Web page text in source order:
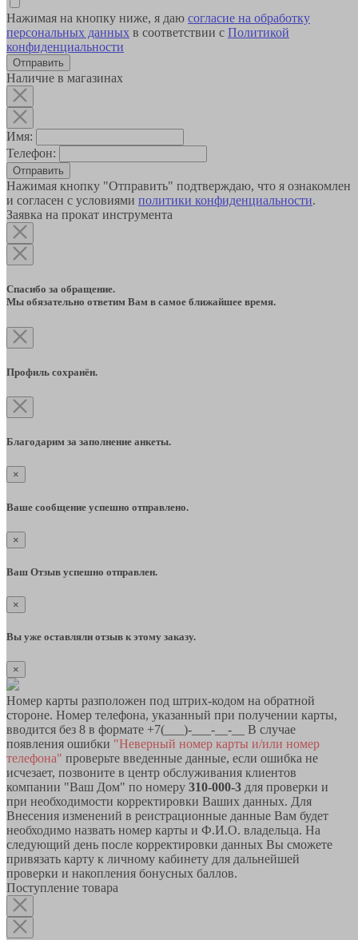
Нажимая на кнопку ниже, я даю согласие на обработку
персональных данных в соответствии с Политикой
конфиденциальности
Наличие в магазинах
Имя:
Телефон:
Отправить
Нажимая кнопку "Отправить" подтверждаю, что я ознакомлен
и согласен с условиями политики конфиденциальности.
Заявка на прокат инструмента
Спасибо за обращение.
Мы обязательно ответим Вам в самое ближайшее время.
Профиль сохранён.
Благодарим за заполнение анкеты.
×
Ваше сообщение успешно отправлено.
×
Ваш Отзыв успешно отправлен.
×
Вы уже оставляли отзыв к этому заказу.
×
Номер карты разположен под штрих-кодом на обратной
стороне. Номер телефона, указанный при получении карты,
вводится без 8 в формате +7(___)-___-__-__ В случае
появления ошибки "Неверный номер карты и/или номер
телефона" проверьте введенные данные, если ошибка не
исчезает, позвоните в центр обслуживания клиентов
компании "Ваш Дом" по номеру 310-000-3 для проверки и
при необходимости корректировки Ваших данных. Для
Внесения изменений в реистрационные данные Вам будет
необходимо назвать номер карты и Ф.И.О. владельца. На
следующий день после корректировки данных Вы сможете
привязать карту к личному кабинету для дальнейшей
проверки и накопления бонусных баллов.
Поступление товара